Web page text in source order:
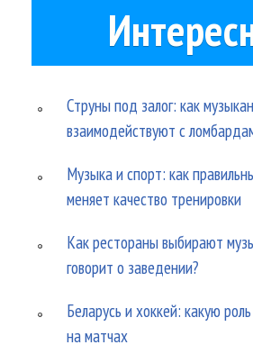
Струны под залог: как
взаимодействуют с
Музыка и спорт: как
меняет качество тренировки
Как рестораны выбирают
говорит о заведении?
Беларусь и хоккей: какую
на матчах